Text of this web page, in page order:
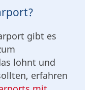
gibt es
lohnt und
erfahren